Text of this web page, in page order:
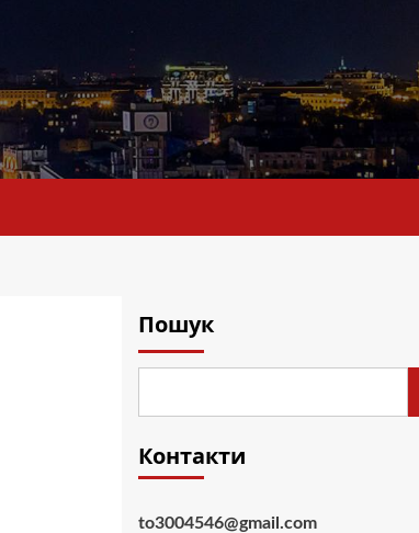
Пошук
Контакти
to3004546@gmail.com